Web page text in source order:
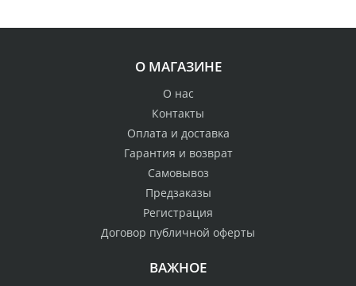
О МАГАЗИНЕ
О нас
Контакты
Оплата и доставка
Гарантия и возврат
Самовывоз
Предзаказы
Регистрация
Договор публичной оферты
ВАЖНОЕ